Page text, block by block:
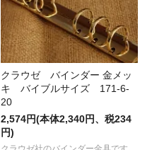
クラウゼ バインダー 金メッ
キ バイブルサイズ 171-6-
20
2,574円(本体2,340円、税234
円)